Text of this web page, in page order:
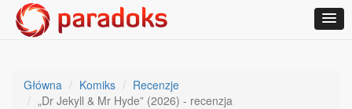
Główna Komiks
Recenzje
„Dr Jekyll & Mr Hyde” (2026) - recenzja